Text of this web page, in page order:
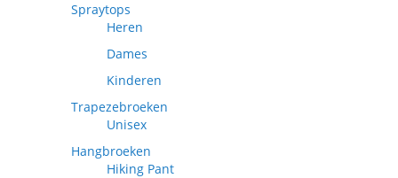
Spraytops
Heren
Dames
Kinderen
Trapezebroeken
Unisex
Hangbroeken
Hiking Pant